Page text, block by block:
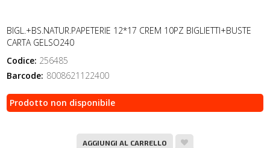
BIGL.+BS.NATUR.PAPETERIE 12*17 CREM 10PZ BIGLIETTI+BUSTE
CARTA GELSO240
Codice: 256485
Barcode: 8008621122400
Prodotto non disponibile
AGGIUNGI AL CARRELLO